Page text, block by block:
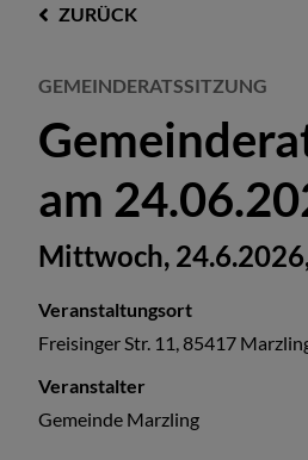
ZURÜCK
GEMEINDERATSSITZUNG
am
Mittwoch,
Veranstaltungsort
Freisinger Str. 11, 85417
Veranstalter
Gemeinde Marzling